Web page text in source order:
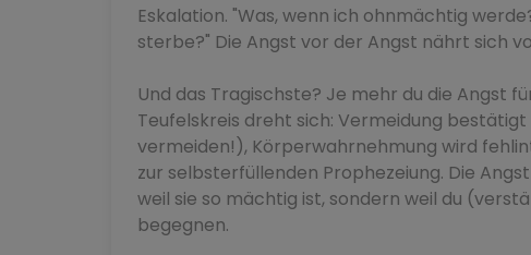
Eskalation. "Was, wenn ich ohnmächtig
sterbe?" Die Angst vor der Angst nährt sich
Und das Tragischste? Je mehr du die Angst
Teufelskreis dreht sich: Vermeidung
vermeiden!), Körperwahrnehmung wird
zur selbsterfüllenden Prophezeiung. Die
weil sie so mächtig ist, sondern weil du
begegnen.